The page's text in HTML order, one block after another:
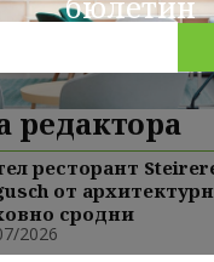
редактора
ресторант
от
сродни
2026